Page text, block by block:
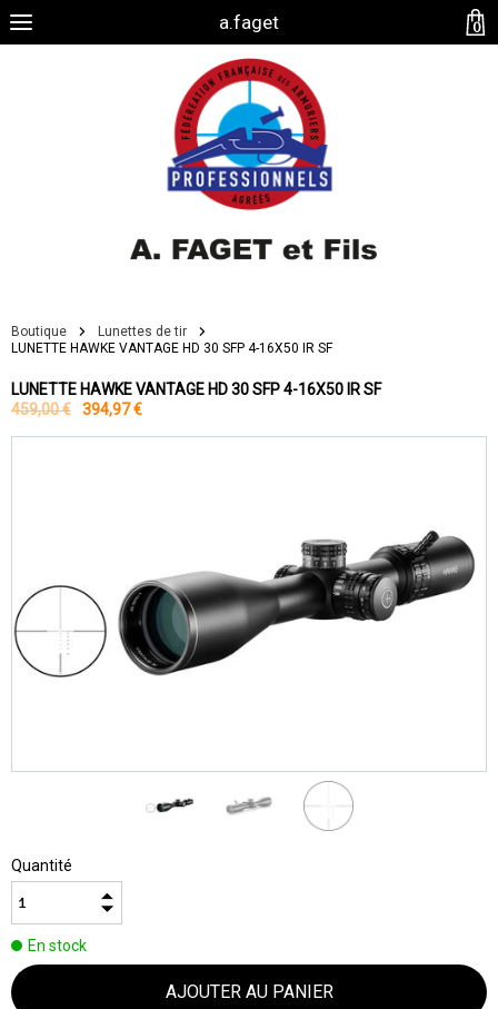
a.faget
Boutique
Lunettes de tir
LUNETTE HAWKE VANTAGE HD 30 SFP 4-16X50 IR SF
LUNETTE HAWKE VANTAGE HD 30 SFP 4-16X50 IR SF
459,00 €
394,97 €
Quantité
En stock
0